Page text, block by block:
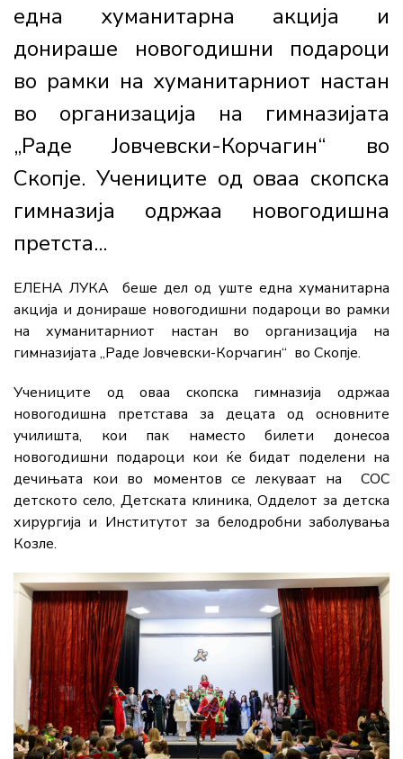
една хуманитарна акција и
донираше новогодишни подароци
во рамки на хуманитарниот настан
во организација на гимназијата
„Раде Јовчевски-Корчагин“ во
Скопје. Учениците од оваа скопска
гимназија одржаа новогодишна
претста...
ЕЛЕНА ЛУКА беше дел од уште една хуманитарна
акција и донираше новогодишни подароци во рамки
на хуманитарниот настан во организација на
гимназијата „Раде Јовчевски-Корчагин“ во Скопје.
Учениците од оваа скопска гимназија одржаа
новогодишна претстава за децата од основните
училишта, кои пак наместо билети донесоа
новогодишни подароци кои ќе бидат поделени на
дечињата кои во моментов се лекуваат на СОС
детското село, Детската клиника, Одделот за детска
хирургија и Институтот за белодробни заболувања
Козле.